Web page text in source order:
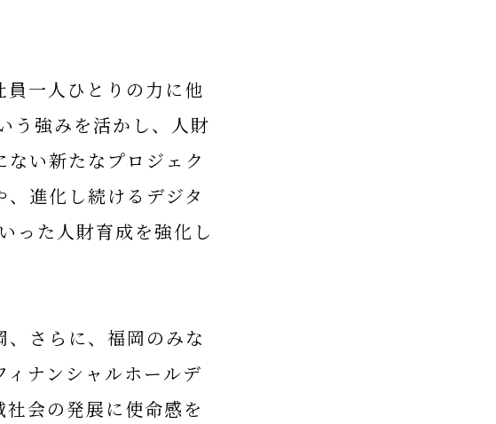
一人ひとりの力に他
う強みを活かし、人財
い新たなプロジェク
進化し続けるデジタ
った人財育成を強化し
さらに、福岡のみな
ナンシャルホールデ
会の発展に使命感を